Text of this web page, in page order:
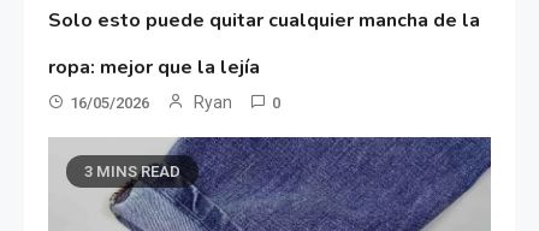
Solo esto puede quitar cualquier mancha de la
ropa: mejor que la lejía
16/05/2026 Ryan 0
3 MINS READ